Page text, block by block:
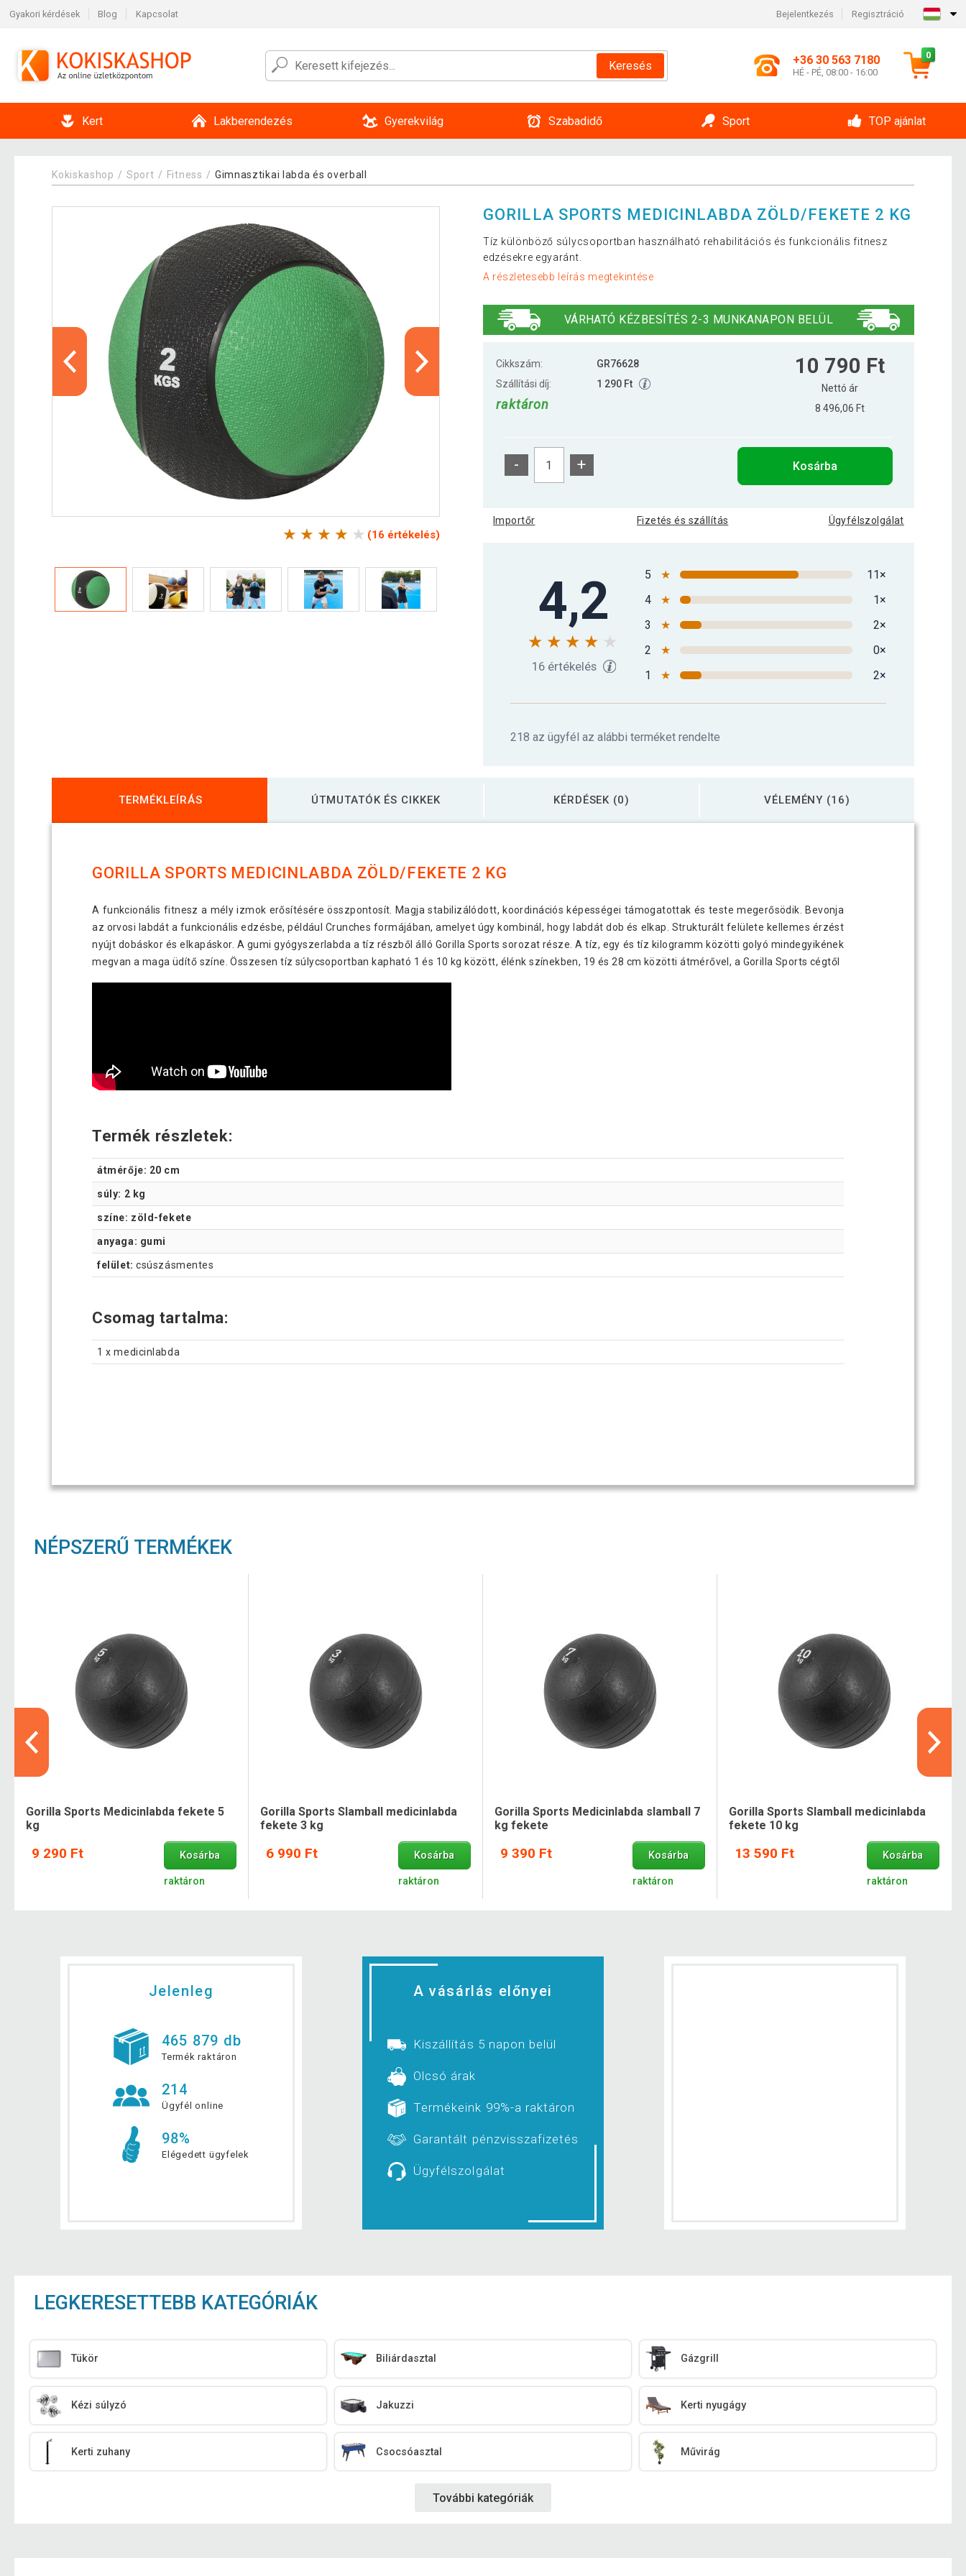
Gyakori kérdések Blog Kapcsolat Bejelentkezés Regisztráció
Keresés +36 30 563 7180
HÉ - PÉ, 08:00 - 16:00
0
Kert Lakberendezés Gyerekvilág Szabadidő Sport TOP ajánlat
Kokiskashop Sport Fitness Gimnasztikai labda és overball
(16 értékelés)
GORILLA SPORTS MEDICINLABDA ZÖLD/FEKETE 2 KG
Tíz különböző súlycsoportban használható rehabilitációs és funkcionális fitnesz
edzésekre egyaránt.
A részletesebb leírás megtekintése
VÁRHATÓ KÉZBESÍTÉS 2-3 MUNKANAPON BELÜL
Cikkszám:
GR76628
Szállítási díj:
1 290 Ft
raktáron
10 790 Ft
Nettó ár
8 496,06 Ft
- + Kosárba
Importőr Fizetés és szállítás Ügyfélszolgálat
4,2
16 értékelés
5 ★
11×
4
★
1×
3
★
2×
2
★
0×
1
★ 2×
218 az ügyfél az alábbi terméket rendelte
TERMÉKLEÍRÁS ÚTMUTATÓK ÉS CIKKEK KÉRDÉSEK (0) VÉLEMÉNY (16)
GORILLA SPORTS MEDICINLABDA ZÖLD/FEKETE 2 KG
A funkcionális fitnesz a mély izmok erősítésére összpontosít. Magja stabilizálódott, koordinációs képességei támogatottak és teste megerősödik. Bevonja
az orvosi labdát a funkcionális edzésbe, például Crunches formájában, amelyet úgy kombinál, hogy labdát dob ​​és elkap. Strukturált felülete kellemes érzést
nyújt dobáskor és elkapáskor. A gumi gyógyszerlabda a tíz részből álló Gorilla Sports sorozat része. A tíz, egy és tíz kilogramm közötti golyó mindegyikének
megvan a maga üdítő színe. Összesen tíz súlycsoportban kapható 1 és 10 kg között, élénk színekben, 19 és 28 cm közötti átmérővel, a Gorilla Sports cégtől
Termék részletek:
átmérője: 20 cm
súly: 2 kg
színe: zöld-fekete
anyaga: gumi
felület: csúszásmentes
Csomag tartalma:
1 x medicinlabda
NÉPSZERŰ TERMÉKEK
Gorilla Sports Medicinlabda fekete 5
kg
9 290 Ft Kosárba
raktáron
Gorilla Sports Slamball medicinlabda
fekete 3 kg
6 990 Ft Kosárba
raktáron
Gorilla Sports Medicinlabda slamball 7
kg fekete
9 390 Ft Kosárba
raktáron
Gorilla Sports Slamball medicinlabda
fekete 10 kg
13 590 Ft Kosárba
raktáron
Jelenleg
465 879 db
Termék raktáron
214
Ügyfél online
98%
Elégedett ügyfelek
A vásárlás előnyei
Kiszállítás 5 napon belül
Olcsó árak
Termékeink 99%-a raktáron
Garantált pénzvisszafizetés
Ügyfélszolgálat
LEGKERESETTEBB KATEGÓRIÁK
Tükör Biliárdasztal Gázgrill
Kézi súlyzó Jakuzzi Kerti nyugágy
Kerti zuhany Csocsóasztal Művirág
További kategóriák